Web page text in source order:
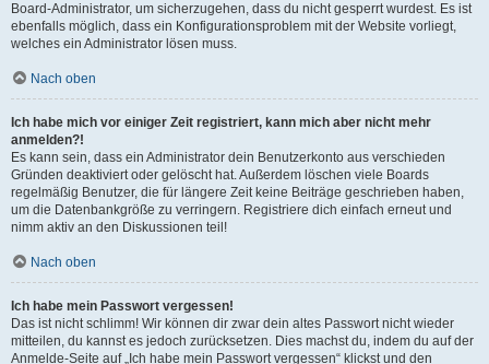
Board-Administrator, um sicherzugehen, dass du nicht gesperrt wurdest. Es ist
ebenfalls möglich, dass ein Konfigurationsproblem mit der Website vorliegt,
welches ein Administrator lösen muss.
Nach oben
Ich habe mich vor einiger Zeit registriert, kann mich aber nicht mehr
anmelden?!
Es kann sein, dass ein Administrator dein Benutzerkonto aus verschieden
Gründen deaktiviert oder gelöscht hat. Außerdem löschen viele Boards
regelmäßig Benutzer, die für längere Zeit keine Beiträge geschrieben haben,
um die Datenbankgröße zu verringern. Registriere dich einfach erneut und
nimm aktiv an den Diskussionen teil!
Nach oben
Ich habe mein Passwort vergessen!
Das ist nicht schlimm! Wir können dir zwar dein altes Passwort nicht wieder
mitteilen, du kannst es jedoch zurücksetzen. Dies machst du, indem du auf der
Anmelde-Seite auf „Ich habe mein Passwort vergessen“ klickst und den